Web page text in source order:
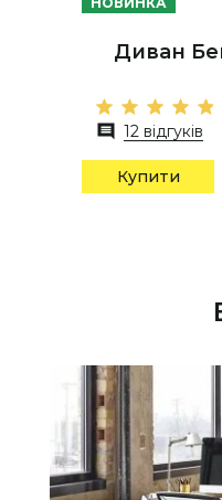
Диван
12 відгуків
Купити